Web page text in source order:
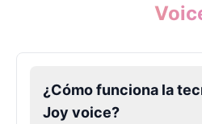
¿Cómo funciona la
Joy voice?